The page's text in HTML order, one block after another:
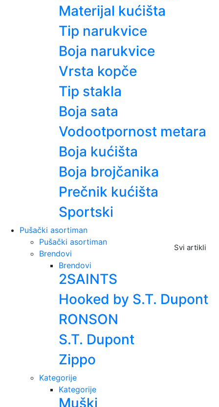
Materijal kućišta
Tip narukvice
Boja narukvice
Vrsta kopče
Tip stakla
Boja sata
Vodootpornost metara
Boja kućišta
Boja brojčanika
Prečnik kućišta
Sportski
Pušački asortiman
Svi artikli
Pušački asortiman
Brendovi
Brendovi
2SAINTS
Hooked by S.T. Dupont
RONSON
S.T. Dupont
Zippo
Kategorije
Kategorije
Muški